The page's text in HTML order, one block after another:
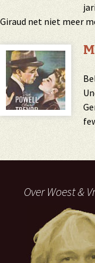
Giraud net niet meer
Over Woest &